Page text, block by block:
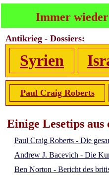
Immer
Antikrieg - Dossiers:
Syrien
Paul Craig Roberts
Einige Lesetips
Paul Craig Roberts - Die
Andrew J. Bacevich - Die
Ben Norton - Bericht des